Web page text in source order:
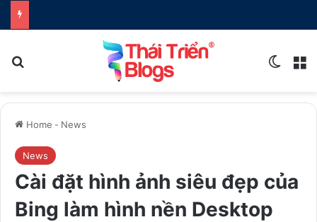
Home - News
News
Cài đặt hình ảnh siêu đẹp của
Bing làm hình nền Desktop